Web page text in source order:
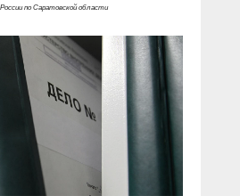
фильмы
России»
по Саратовской области